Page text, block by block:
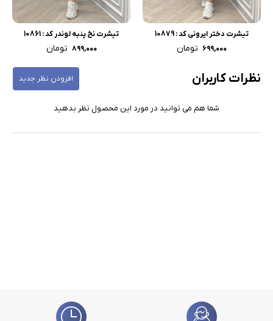
تیشرت دختر ایرونی کد : 10879
۶۹۹,۰۰۰ تومان
تیشرت نخ پنبه لوندر کد : 10861
۸۹۹,۰۰۰ تومان
نظرات کاربران افزودن نظر جدید
شما هم می توانید در مورد این محصول نظر بدهید